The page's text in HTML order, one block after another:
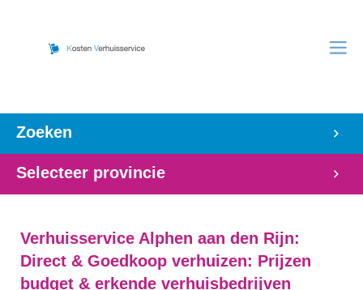
Zoeken
Selecteer provincie
Verhuisservice Alphen aan den Rijn:
Direct & Goedkoop verhuizen: Prijzen
budget & erkende verhuisbedrijven